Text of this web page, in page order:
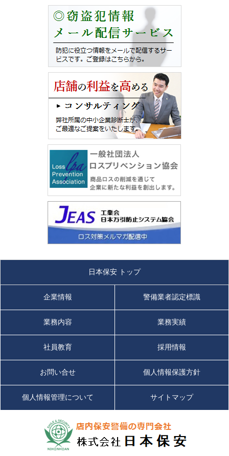
日本保安 トップ
企業情報 警備業者認定標識
業務内容 業務実績
社員教育 採用情報
お問い合せ 個人情報保護方針
個人情報管理について サイトマップ